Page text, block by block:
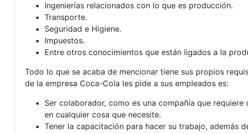
Ingenierías relacionados con lo que es producción.
Transporte.
Seguridad e Higiene.
Impuestos.
Entre otros conocimientos que están ligados a la
Todo lo que se acaba de mencionar tiene sus propios
de la empresa Coca-Cola les pide a sus empleados es:
Ser colaborador, como es una compañía que
en cualquier cosa que necesite.
Tener la capacitación para hacer su trabajo, además